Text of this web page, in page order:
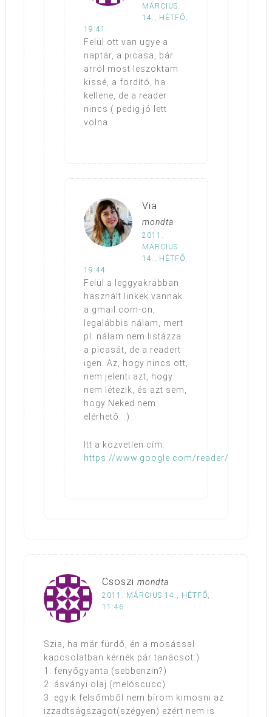
MÁRCIUS
14., HÉTFŐ,
19:41
Felül ott van ugye a
naptár, a picasa, bár
arról most leszoktam
kissé, a fordító, ha
kellene, de a reader
nincs:( pedig jó lett
volna.
Via
mondta
2011.
MÁRCIUS
14., HÉTFŐ,
19:44
Felül a leggyakrabban
használt linkek vannak
a gmail.com-on,
legalábbis nálam, mert
pl. nálam nem listázza
a picasát, de a readert
igen. Az, hogy nincs ott,
nem jelenti azt, hogy
nem létezik, és azt sem,
hogy Neked nem
elérhető. :)
Itt a közvetlen cím:
https://www.google.com/reader/
Csoszi mondta
2011. MÁRCIUS 14., HÉTFŐ,
11:46
Szia, ha már fürdő, én a mosással
kapcsolatban kérnék pár tanácsot:)
1: fenyőgyanta (sebbenzin?)
2: ásványi olaj (melóscucc)
3: egyik felsőmből nem bírom kimosni az
izzadtságszagot(szégyen) ezért nem is